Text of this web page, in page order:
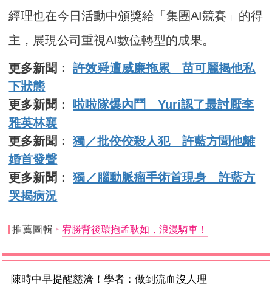
經理也在今日活動中頒獎給「集團AI競賽」的得
主，展現公司重視AI數位轉型的成果。
更多新聞：許效舜遭威廉拖累 苗可麗揭他私
下狀態
更多新聞：啦啦隊爆內鬥 Yuri認了最討厭李
雅英林襄
更多新聞：獨／批佼佼殺人犯 許藍方聞他離
婚首發聲
更多新聞：獨／腦動脈瘤手術首現身 許藍方
哭揭病況
推薦圖輯 宥勝背後環抱孟耿如，浪漫騎車！
陳時中早提醒慈濟！學者：做到流血沒人理